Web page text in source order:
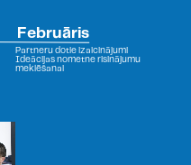
Partneru dotie izaicinājumi
Ideācijas nometne risinājumu
meklēšanai
Februāris